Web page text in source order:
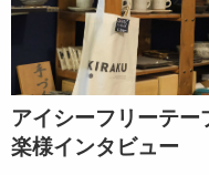
アイシーフリーテ
楽様インタビュー